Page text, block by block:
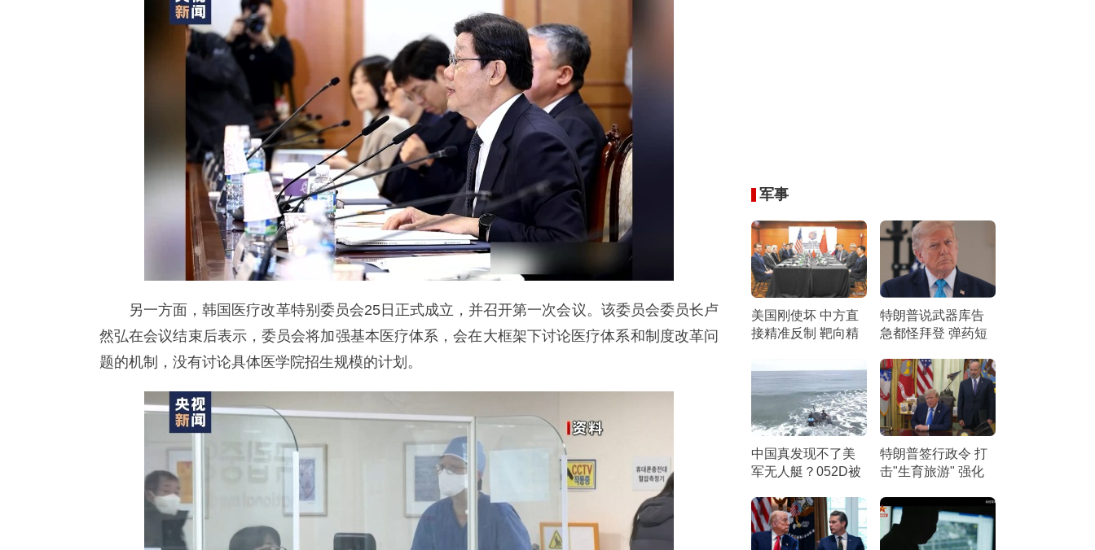
另一方面，韩国医疗改革特别委员会25日正式成立，并召开第一次会议。该委员会委员长卢
然弘在会议结束后表示，委员会将加强基本医疗体系，会在大框架下讨论医疗体系和制度改革问
题的机制，没有讨论具体医学院招生规模的计划。
军事
美国刚使坏 中方直
接精准反制 靶向精
特朗普说武器库告
急都怪拜登 弹药短
中国真发现不了美
军无人艇？052D被
点让我怀疑 真相并
非如此
特朗普签行政令 打
击"生育旅游" 强化